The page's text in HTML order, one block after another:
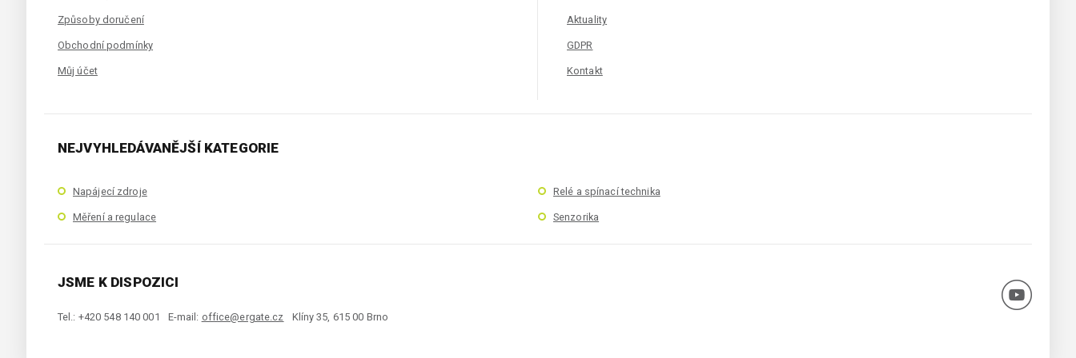
Způsoby doručení
Obchodní podmínky
Můj účet
Aktuality
GDPR
Kontakt
NEJVYHLEDÁVANĚJŠÍ KATEGORIE
Napájecí zdroje Relé a spínací technika
Měření a regulace Senzorika
JSME K DISPOZICI
Tel.: +420 548 140 001 E-mail: office@ergate.cz Klíny 35, 615 00 Brno